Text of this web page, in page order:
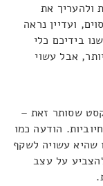
ולהעריך את
ועדיין נראה
בידיכם כלי
אבל עשוי
שסותר זאת –
הודעה כמו
שהיא עשויה לשקף
על עצב